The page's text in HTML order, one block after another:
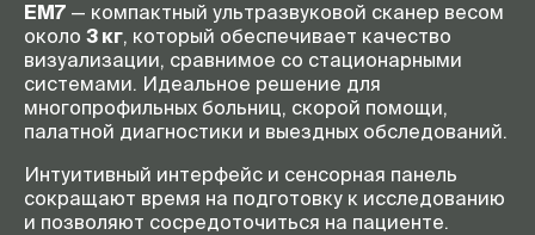
ЕМ7 — компактный ультразвуковой сканер весом
около 3 кг, который обеспечивает качество
визуализации, сравнимое со стационарными
системами. Идеальное решение для
многопрофильных больниц, скорой помощи,
палатной диагностики и выездных обследований.
Интуитивный интерфейс и сенсорная панель
сокращают время на подготовку к исследованию
и позволяют сосредоточиться на пациенте.